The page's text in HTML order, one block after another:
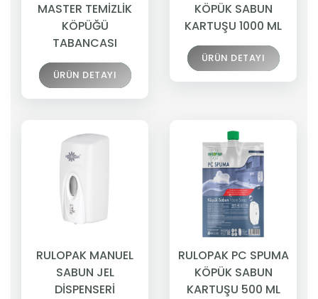
MASTER TEMİZLİK
KÖPÜĞÜ
TABANCASI
ÜRÜN DETAYI
KÖPÜK SABUN
KARTUŞU 1000 ML
ÜRÜN DETAYI
RULOPAK MANUEL
SABUN JEL
DİSPENSERİ
RULOPAK PC SPUMA
KÖPÜK SABUN
KARTUŞU 500 ML